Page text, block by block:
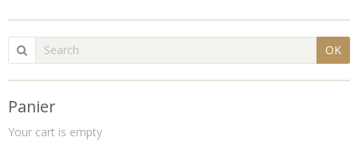
OK
Panier
Your cart is empty